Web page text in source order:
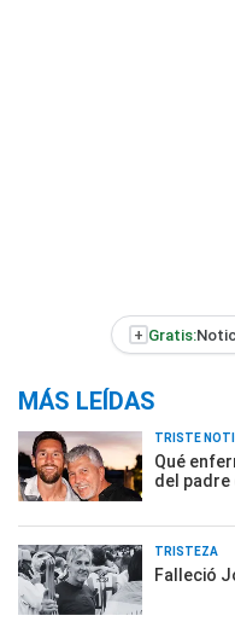
+ Gratis:
MÁS LEÍDAS
TRISTE
Qué
del padre
TRISTEZA
Falleció